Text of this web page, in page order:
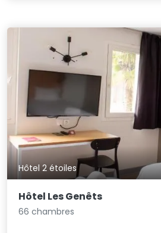
Hôtel 2 étoiles
Hôtel Les Genêts
66 chambres